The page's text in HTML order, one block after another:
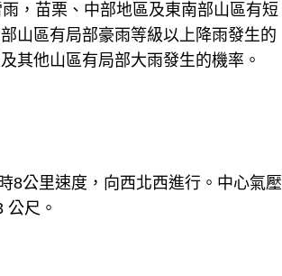
，苗栗、中部地區及東南部山區有短
山區有局部豪雨等級以上降雨發生的
其他山區有局部大雨發生的機率。
8公里速度，向西北西進行。中心氣壓
尺。